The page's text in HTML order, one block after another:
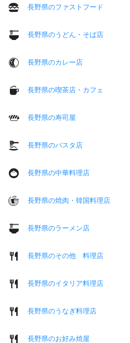
長野県のファストフード
長野県のうどん・そば店
長野県のカレー店
長野県の喫茶店・カフェ
長野県の寿司屋
長野県のパスタ店
長野県の中華料理店
長野県の焼肉・韓国料理店
長野県のラーメン店
長野県のその他 料理店
長野県のイタリア料理店
長野県のうなぎ料理店
長野県のお好み焼屋